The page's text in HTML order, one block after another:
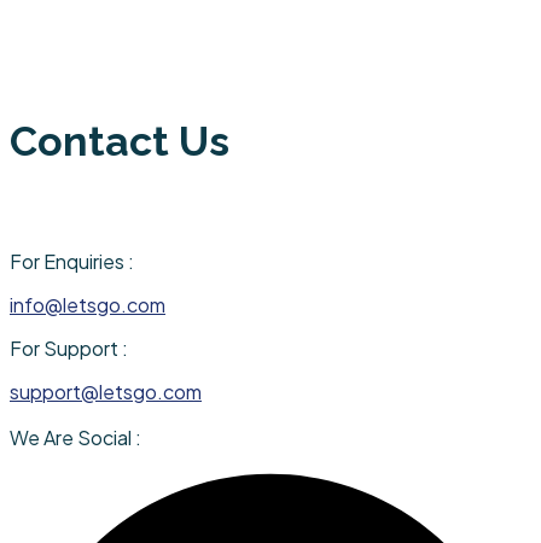
Contact Us
For Enquiries :
info@letsgo.com
For Support :
support@letsgo.com
We Are Social :